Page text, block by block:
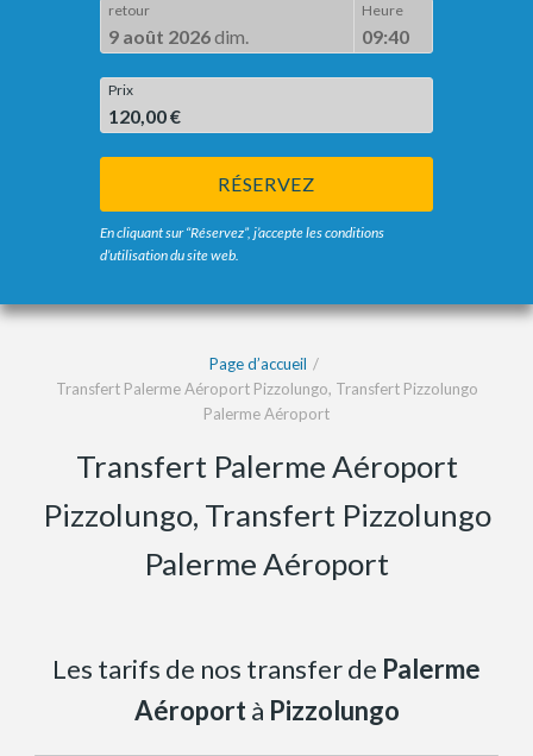
retour
9 août 2026dim.
Heure
09:40
Prix
120,00 €
RÉSERVEZ
En cliquant sur “Réservez”, j’accepte les conditions
d’utilisation du site web.
Page d’accueil
Transfert Palerme Aéroport Pizzolungo, Transfert Pizzolungo
Palerme Aéroport
Transfert Palerme Aéroport
Pizzolungo, Transfert Pizzolungo
Palerme Aéroport
Les tarifs de nos transfer de Palerme
Aéroportà Pizzolungo